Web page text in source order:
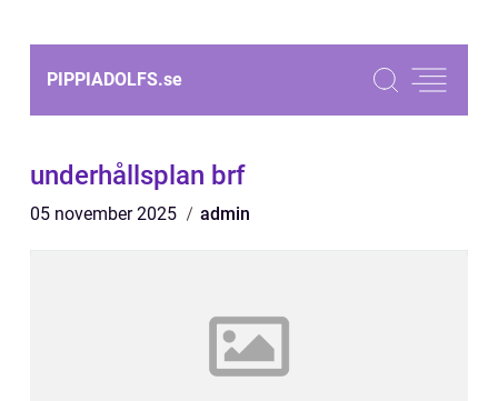
PIPPIADOLFS.se
underhållsplan brf
05 november 2025 admin